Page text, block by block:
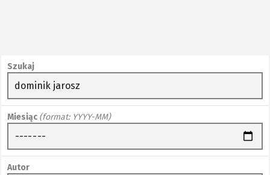
Szukaj
Miesiąc (format: YYYY-MM)
Autor